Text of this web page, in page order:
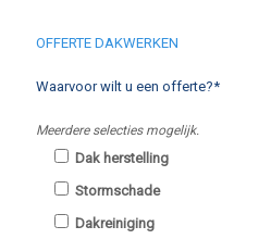
OFFERTE DAKWERKEN
Waarvoor wilt u een offerte?*
Meerdere selecties mogelijk.
Dak herstelling
Stormschade
Dakreiniging